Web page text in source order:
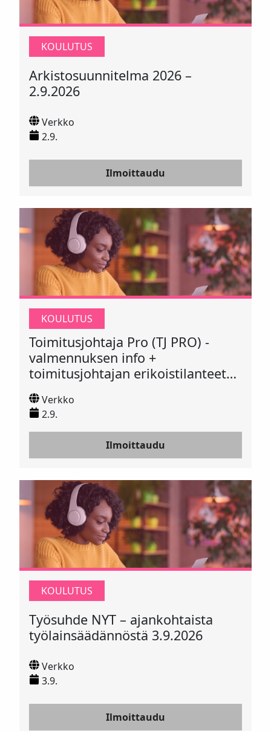
KOULUTUS
Arkistosuunnitelma 2026 –
2.9.2026
Verkko
2.9.
Ilmoittaudu
KOULUTUS
Toimitusjohtaja Pro (TJ PRO) -
valmennuksen info +
toimitusjohtajan erikoistilanteet
2.9.2026
Verkko
2.9.
Ilmoittaudu
KOULUTUS
Työsuhde NYT – ajankohtaista
työlainsäädännöstä 3.9.2026
Verkko
3.9.
Ilmoittaudu